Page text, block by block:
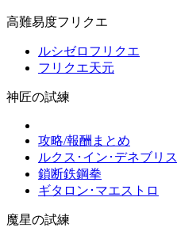
高難易度フリクエ
ルシゼロフリクエ
フリクエ天元
神匠の試練
攻略/報酬まとめ
ルクス･イン･デネブリス
鎖断鉄鋼拳
ギタロン･マエストロ
魔星の試練